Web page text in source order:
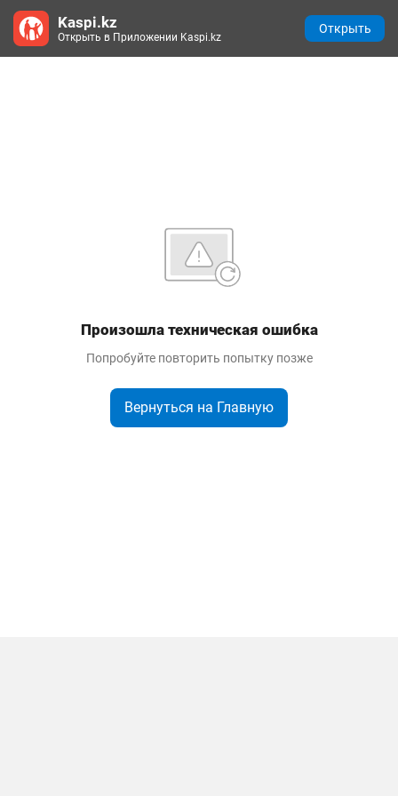
Произошла техническая ошибка
Попробуйте повторить попытку позже
Вернуться на Главную
Kaspi.kz
Открыть в Приложении Kaspi.kz
Открыть